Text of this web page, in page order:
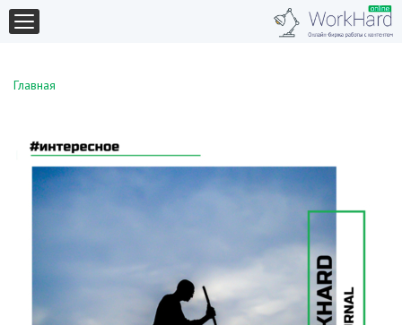
Главная